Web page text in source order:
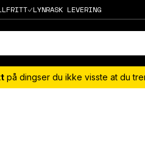
LYNRASK LEVERING
på dingser du ikke visste at du